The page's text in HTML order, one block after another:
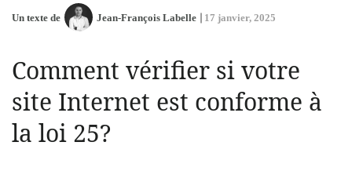
Un texte de Jean-François Labelle 17 janvier, 2025
Comment vérifier si votre
site Internet est conforme à
la loi 25?